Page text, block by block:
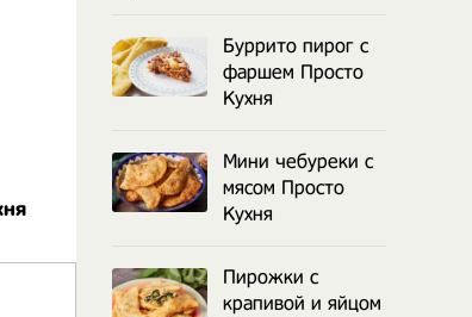
Буррито пирог с
фаршем Просто
Кухня
Мини чебуреки с
мясом Просто
Кухня
Пирожки с
крапивой и яйцом